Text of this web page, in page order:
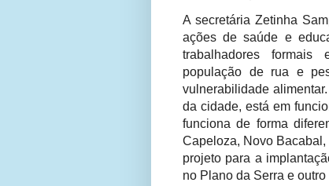
A secretária Zetinha
ações de saúde e
trabalhadores formais
população de rua e
vulnerabilidade
da cidade, está em
funciona de forma
Capeloza, Novo
projeto para a
no Plano da Serra e